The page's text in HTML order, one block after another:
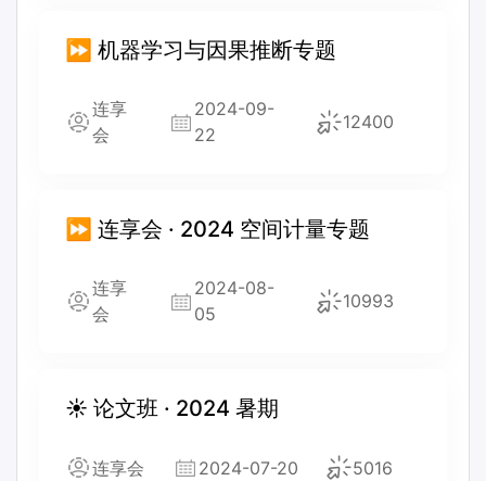
⏩ 机器学习与因果推断专题
连享
会
2024-09-
22
12400
⏩ 连享会 · 2024 空间计量专题
连享
会
2024-08-
05
10993
☀️ 论文班 · 2024 暑期
连享会 2024-07-20 5016